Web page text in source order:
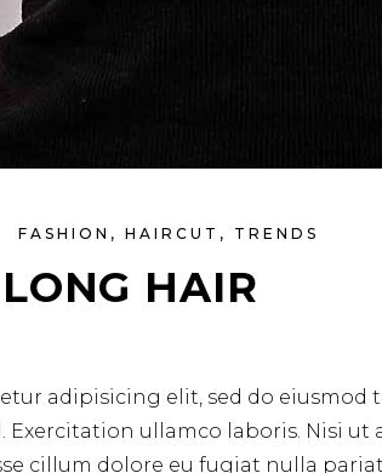
FASHION , HAIRCUT , TRENDS
HAIR
adipisicing elit, sed do
ullamco laboris. Nisi
cillum dolore eu fugiat nulla